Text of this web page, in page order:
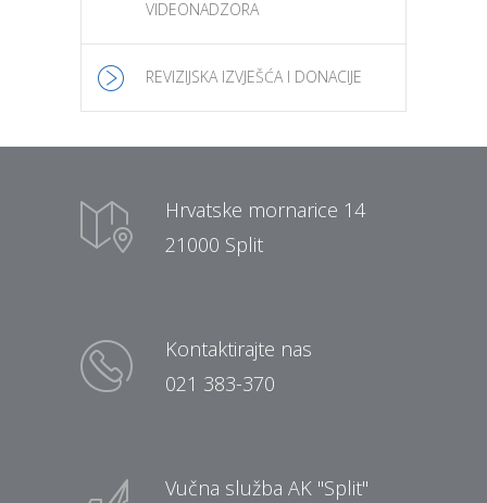
VIDEONADZORA
REVIZIJSKA IZVJEŠĆA I DONACIJE
Hrvatske mornarice 14
21000 Split
Kontaktirajte nas
021 383-370
Vučna služba AK "Split"